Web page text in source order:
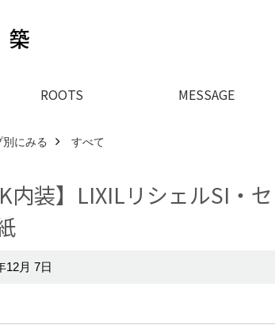
ROOTS MESSAGE
別にみる すべて
内装】LIXILリシェルSI
12月 7日